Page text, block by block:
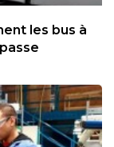
les bus à